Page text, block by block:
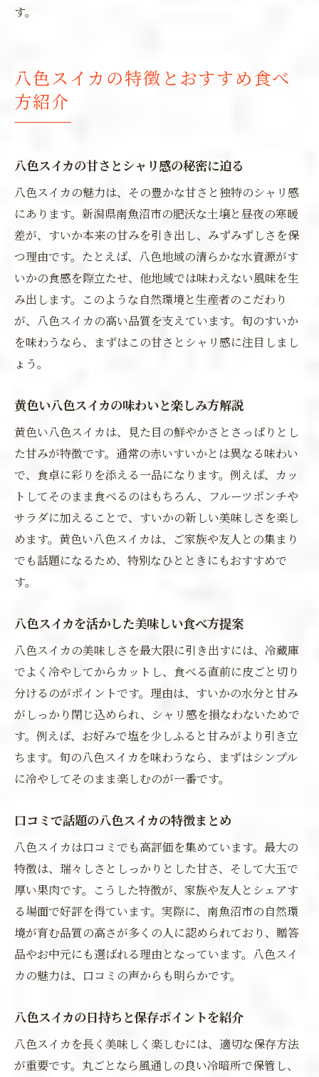
す。
八色スイカの特徴とおすすめ食べ
方紹介
八色スイカの甘さとシャリ感の秘密に迫る
八色スイカの魅力は、その豊かな甘さと独特のシャリ感
にあります。新潟県南魚沼市の肥沃な土壌と昼夜の寒暖
差が、すいか本来の甘みを引き出し、みずみずしさを保
つ理由です。たとえば、八色地域の清らかな水資源がす
いかの食感を際立たせ、他地域では味わえない風味を生
み出します。このような自然環境と生産者のこだわり
が、八色スイカの高い品質を支えています。旬のすいか
を味わうなら、まずはこの甘さとシャリ感に注目しまし
ょう。
黄色い八色スイカの味わいと楽しみ方解説
黄色い八色スイカは、見た目の鮮やかさとさっぱりとし
た甘みが特徴です。通常の赤いすいかとは異なる味わい
で、食卓に彩りを添える一品になります。例えば、カッ
トしてそのまま食べるのはもちろん、フルーツポンチや
サラダに加えることで、すいかの新しい美味しさを楽し
めます。黄色い八色スイカは、ご家族や友人との集まり
でも話題になるため、特別なひとときにもおすすめで
す。
八色スイカを活かした美味しい食べ方提案
八色スイカの美味しさを最大限に引き出すには、冷蔵庫
でよく冷やしてからカットし、食べる直前に皮ごと切り
分けるのがポイントです。理由は、すいかの水分と甘み
がしっかり閉じ込められ、シャリ感を損なわないためで
す。例えば、お好みで塩を少しふると甘みがより引き立
ちます。旬の八色スイカを味わうなら、まずはシンプル
に冷やしてそのまま楽しむのが一番です。
口コミで話題の八色スイカの特徴まとめ
八色スイカは口コミでも高評価を集めています。最大の
特徴は、瑞々しさとしっかりとした甘さ、そして大玉で
厚い果肉です。こうした特徴が、家族や友人とシェアす
る場面で好評を得ています。実際に、南魚沼市の自然環
境が育む品質の高さが多くの人に認められており、贈答
品やお中元にも選ばれる理由となっています。八色スイ
カの魅力は、口コミの声からも明らかです。
八色スイカの日持ちと保存ポイントを紹介
八色スイカを長く美味しく楽しむには、適切な保存方法
が重要です。丸ごとなら風通しの良い冷暗所で保管し、